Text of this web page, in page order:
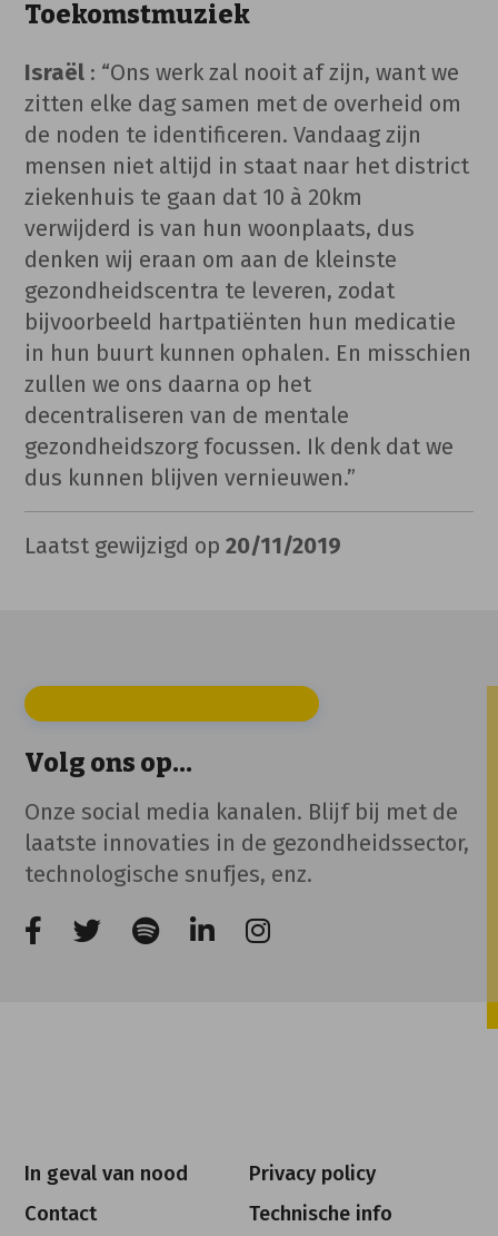
Toekomstmuziek
Israël : “Ons werk zal nooit af zijn, want we
zitten elke dag samen met de overheid om
de noden te identificeren. Vandaag zijn
mensen niet altijd in staat naar het district
ziekenhuis te gaan dat 10 à 20km
verwijderd is van hun woonplaats, dus
denken wij eraan om aan de kleinste
gezondheidscentra te leveren, zodat
bijvoorbeeld hartpatiënten hun medicatie
in hun buurt kunnen ophalen. En misschien
zullen we ons daarna op het
decentraliseren van de mentale
gezondheidszorg focussen. Ik denk dat we
dus kunnen blijven vernieuwen.”
Laatst gewijzigd op 20/11/2019
Volg ons op...
Onze social media kanalen. Blijf bij met de
laatste innovaties in de gezondheidssector,
technologische snufjes, enz.
In geval van nood
Contact
Privacy policy
Technische info